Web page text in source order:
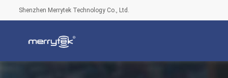
Shenzhen Merrytek Technology Co., Ltd.